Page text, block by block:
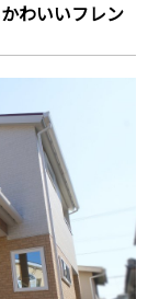
わいいフレン